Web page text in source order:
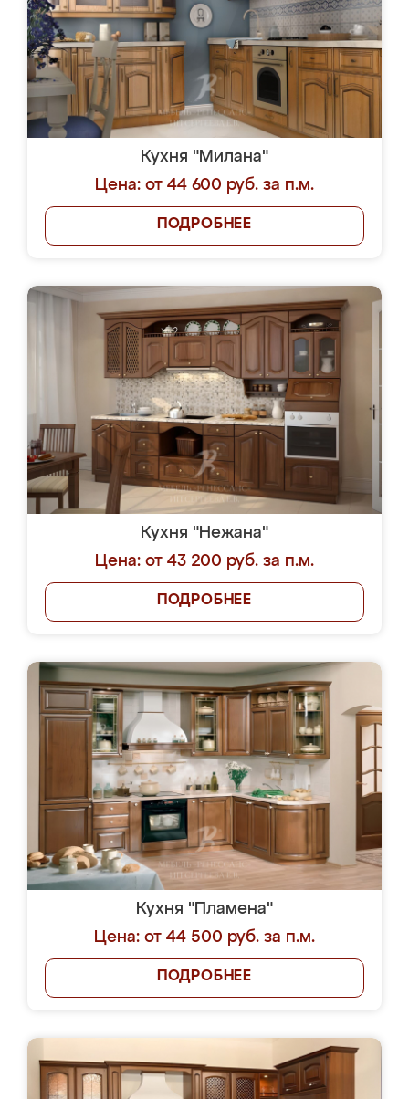
Кухня "Милана"
Цена: от 44 600 руб. за п.м.
ПОДРОБНЕЕ
Кухня "Нежана"
Цена: от 43 200 руб. за п.м.
ПОДРОБНЕЕ
Кухня "Пламена"
Цена: от 44 500 руб. за п.м.
ПОДРОБНЕЕ